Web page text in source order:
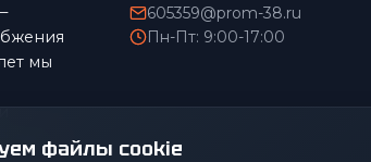
файлы cookie
мы
605359@prom-38.ru
Пн-Пт: 9:00-17:00